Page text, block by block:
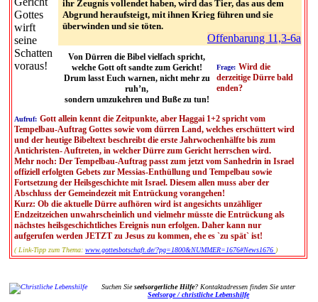
ihr Zeugnis vollendet haben, wird das Tier, das aus dem
Abgrund heraufsteigt, mit ihnen Krieg führen und sie
überwinden und sie töten.
Offenbarung 11,3-6a
Von Dürren die Bibel vielfach spricht,
welche Gott oft sandte zum Gericht!
Drum lasst Euch warnen, nicht mehr zu
ruh’n,
sondern umzukehren und Buße zu tun!
Frage: Wird die
derzeitige Dürre bald
enden?
Aufruf: Gott allein kennt die Zeitpunkte, aber Haggai 1+2 spricht vom
Tempelbau-Auftrag Gottes sowie vom dürren Land, welches erschüttert wird
und der heutige Bibeltext beschreibt die erste Jahrwochenhälfte bis zum
Antichristen- Auftreten, in welcher Dürre zum Gericht herrschen wird.
Mehr noch: Der Tempelbau-Auftrag passt zum jetzt vom Sanhedrin in Israel
offiziell erfolgten Gebets zur Messias-Enthüllung und Tempelbau sowie
Fortsetzung der Heilsgeschichte mit Israel. Diesem allen muss aber der
Abschluss der Gemeindezeit mit Entrückung vorangehen!
Kurz: Ob die aktuelle Dürre aufhören wird ist angesichts unzähliger
Endzeitzeichen unwahrscheinlich und vielmehr müsste die Entrückung als
nächstes heilsgeschichtliches Ereignis nun erfolgen. Daher kann nur
aufgerufen werden JETZT zu Jesus zu kommen, ehe es `zu spät` ist!
( Link-Tipp zum Thema: www.gottesbotschaft.de/?pg=1800&NUMMER=1676#News1676 )
Suchen Sieseelsorgerliche Hilfe? Kontaktadressen finden Sie unter
Seelsorge / christliche Lebenshilfe